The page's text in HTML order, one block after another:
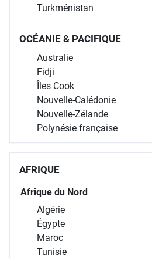
Turkménistan
OCÉANIE & PACIFIQUE
Australie
Fidji
Îles Cook
Nouvelle-Calédonie
Nouvelle-Zélande
Polynésie française
AFRIQUE
Afrique du Nord
Algérie
Égypte
Maroc
Tunisie